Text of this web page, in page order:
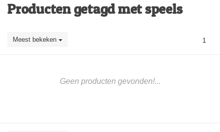
Producten getagd met speels
Meest bekeken 1
Geen producten gevonden!...